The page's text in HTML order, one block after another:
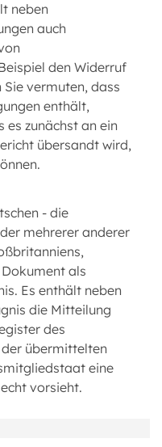
neben
auch
den Widerruf
Sie vermuten, dass
enthält,
es zunächst an ein
übersandt wird,
- die
mehrerer anderer
als
Es enthält neben
die Mitteilung
des
übermittelten
eine
vorsieht.